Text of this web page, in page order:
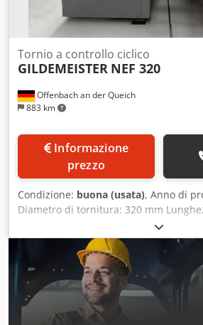
Offenbach an der Queich
883 km
Tornio a controllo ciclico
GILDEMEISTER NEF 320
prezzo
Condizione: buona (usata), Anno di
Diametro di tornitura: 320 mm
mm Sistema di controllo: Heidenhain
funzionamento: 18.632 ore Corsa del
8/5000 mm Corsa del carro
Avanzamento rapido – longitudinale/
m/min Forza di avanzamento
di avanzamento trasversale: 3000 N
circa 2 t Ingombro: circa 2,6 x 1,44 x